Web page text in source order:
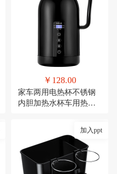
￥128.00
家车两用电热杯不锈钢
内胆加热水杯车用热水
加入ppt